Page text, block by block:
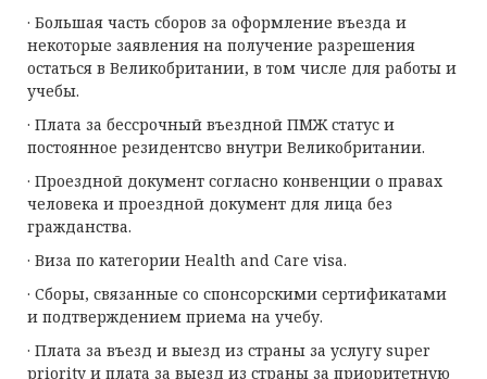
· Большая часть сборов за оформление въезда и
некоторые заявления на получение разрешения
остаться в Великобритании, в том числе для работы и
учебы.
· Плата за бессрочный въездной ПМЖ статус и
постоянное резидентсво внутри Великобритании.
· Проездной документ согласно конвенции о правах
человека и проездной документ для лица без
гражданства.
· Виза по категории Health and Care visa.
· Сборы, связанные со спонсорскими сертификатами
и подтверждением приема на учебу.
· Плата за въезд и выезд из страны за услугу super
priority и плата за выезд из страны за приоритетную